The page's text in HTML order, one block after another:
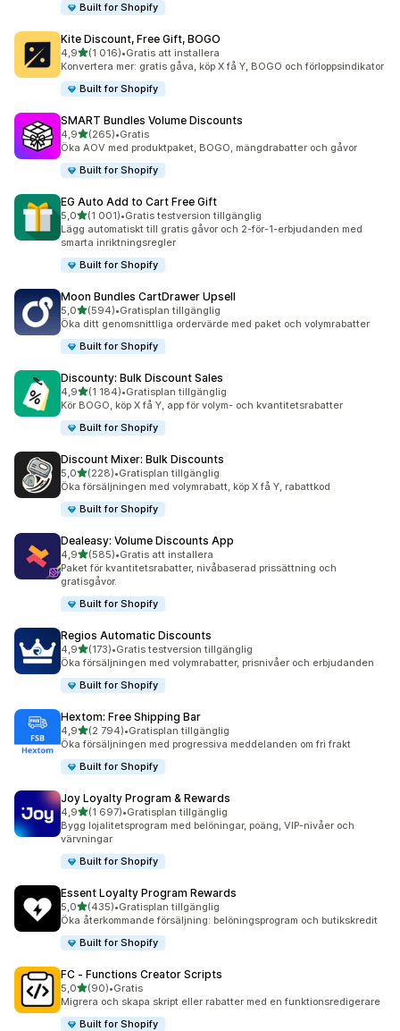
Built for Shopify
Kite Discount, Free Gift, BOGO
4,9av 5 stjärnor
(1 016)
1016 recensioner totalt
•Gratis att installera
Konvertera mer: gratis gåva, köp X få Y, BOGO och förloppsindikator
Built for Shopify
SMART Bundles Volume Discounts
4,9av 5 stjärnor
(265)
265 recensioner totalt
•Gratis
Öka AOV med produktpaket, BOGO, mängdrabatter och gåvor
Built for Shopify
EG Auto Add to Cart Free Gift
5,0av 5 stjärnor
(1 001)
1001 recensioner totalt
•Gratis testversion tillgänglig
Lägg automatiskt till gratis gåvor och 2-för-1-erbjudanden med
smarta inriktningsregler
Built for Shopify
Moon Bundles CartDrawer Upsell
5,0av 5 stjärnor
(594)
594 recensioner totalt
•Gratisplan tillgänglig
Öka ditt genomsnittliga ordervärde med paket och volymrabatter
Built for Shopify
Discounty: Bulk Discount Sales
4,9av 5 stjärnor
(1 184)
1184 recensioner totalt
•Gratisplan tillgänglig
Kör BOGO, köp X få Y, app för volym- och kvantitetsrabatter
Built for Shopify
Discount Mixer: Bulk Discounts
5,0av 5 stjärnor
(228)
228 recensioner totalt
•Gratisplan tillgänglig
Öka försäljningen med volymrabatt, köp X få Y, rabattkod
Built for Shopify
Dealeasy: Volume Discounts App
4,9av 5 stjärnor
(585)
585 recensioner totalt
•Gratis att installera
Paket för kvantitetsrabatter, nivåbaserad prissättning och
gratisgåvor.
Built for Shopify
Regios Automatic Discounts
4,9av 5 stjärnor
(173)
173 recensioner totalt
•Gratis testversion tillgänglig
Öka försäljningen med volymrabatter, prisnivåer och erbjudanden
Built for Shopify
Hextom: Free Shipping Bar
4,9av 5 stjärnor
(2 794)
2794 recensioner totalt
•Gratisplan tillgänglig
Öka försäljningen med progressiva meddelanden om fri frakt
Built for Shopify
Joy Loyalty Program & Rewards
4,9av 5 stjärnor
(1 697)
1697 recensioner totalt
•Gratisplan tillgänglig
Bygg lojalitetsprogram med belöningar, poäng, VIP-nivåer och
värvningar
Built for Shopify
Essent Loyalty Program Rewards
5,0av 5 stjärnor
(435)
435 recensioner totalt
•Gratisplan tillgänglig
Öka återkommande försäljning: belöningsprogram och butikskredit
Built for Shopify
FC ‑ Functions Creator Scripts
5,0av 5 stjärnor
(90)
90 recensioner totalt
•Gratis
Migrera och skapa skript eller rabatter med en funktionsredigerare
Built for Shopify